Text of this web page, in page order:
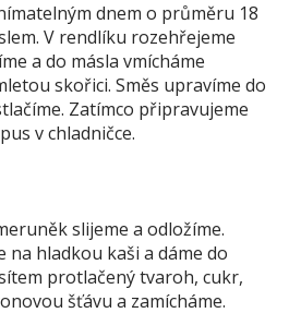
dnem o průměru 18
V rendlíku rozehřejeme
a do másla vmícháme
skořici. Směs upravíme do
Zatímco připravujeme
v chladničce.
slijeme a odložíme.
hladkou kaši a dáme do
protlačený tvaroh, cukr,
šťávu a zamícháme.